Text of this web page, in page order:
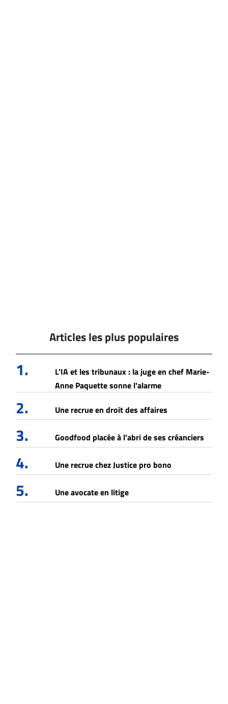
Articles les plus populaires
1.
L'IA et les tribunaux : la juge en chef Marie-
Anne Paquette sonne l'alarme
2. Une recrue en droit des affaires
3. Goodfood placée à l’abri de ses créanciers
4. Une recrue chez Justice pro bono
5. Une avocate en litige